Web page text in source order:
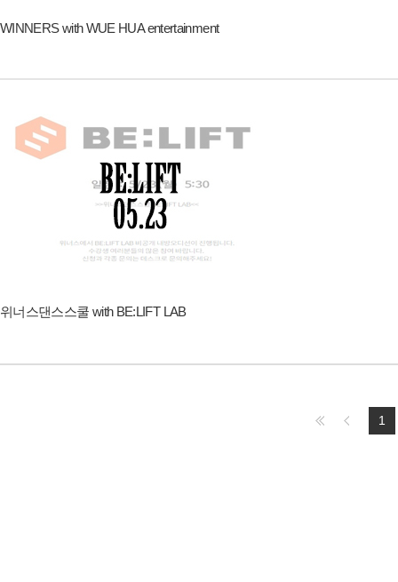
WINNERS with WUE HUA entertainment
위너스댄스스쿨 with BE:LIFT LAB
1